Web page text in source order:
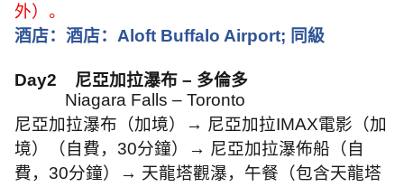
外）。
酒店：酒店： Aloft Buffalo Airport; 同級
Day2
尼亞加拉瀑布 – 多倫多
Niagara Falls – Toronto
尼亞加拉瀑布（加境）
→ 尼亞加拉IMAX電影（加
境）（自費， 30分鐘） → 尼亞加拉瀑佈船（自
費， 30分鐘） → 天龍塔觀瀑，午餐（包含天龍塔